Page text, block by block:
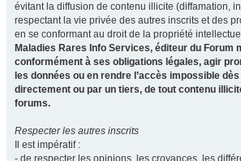
évitant la diffusion de contenu illicite (diffamation,
respectant la vie privée des autres inscrits et des
en se conformant au droit de la propriété
Maladies Rares Info Services, éditeur du Forum
conformément à ses obligations légales, agir
les données ou en rendre l’accès impossible
directement ou par un tiers, de tout contenu
forums.
Respecter les autres inscrits
Il est impératif :
- de respecter les opinions, les croyances, les